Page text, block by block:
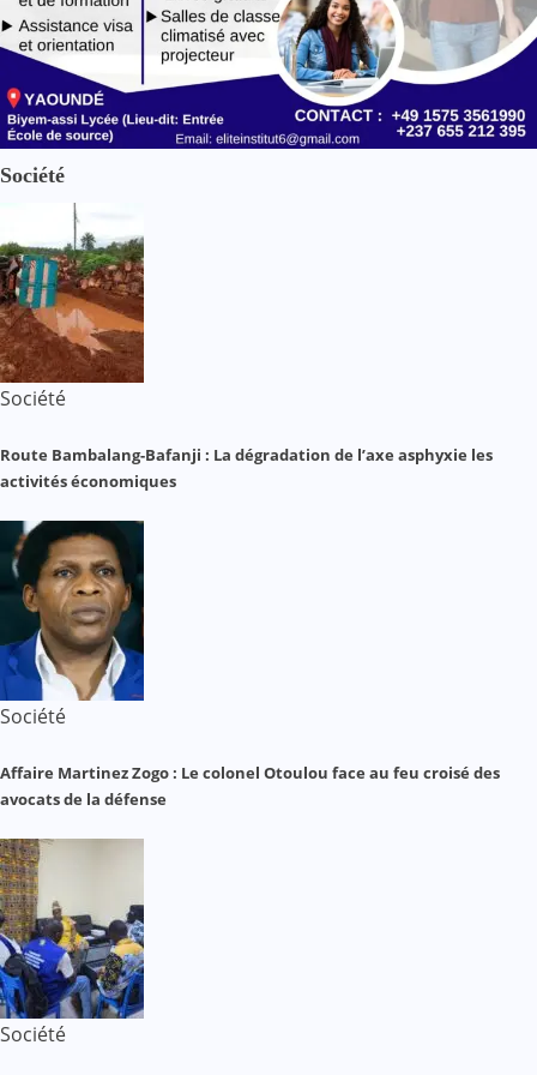
Société
Société
Route Bambalang-Bafanji : La dégradation de l’axe asphyxie les
activités économiques
Société
Affaire Martinez Zogo : Le colonel Otoulou face au feu croisé des
avocats de la défense
Société